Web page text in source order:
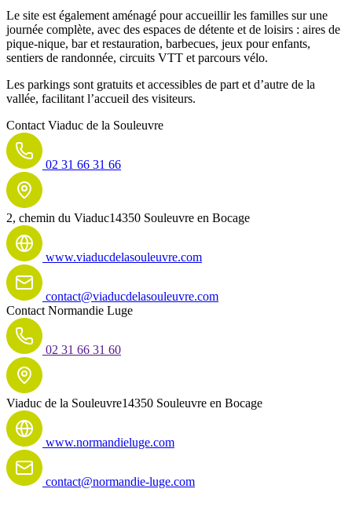
Le site est également aménagé pour accueillir les familles sur une
journée complète, avec des espaces de détente et de loisirs : aires de
pique-nique, bar et restauration, barbecues, jeux pour enfants,
sentiers de randonnée, circuits VTT et parcours vélo.
Les parkings sont gratuits et accessibles de part et d’autre de la
vallée, facilitant l’accueil des visiteurs.
Contact Viaduc de la Souleuvre
02 31 66 31 66
2, chemin du Viaduc14350 Souleuvre en Bocage
www.viaducdelasouleuvre.com
contact@viaducdelasouleuvre.com
Contact Normandie Luge
02 31 66 31 60
Viaduc de la Souleuvre14350 Souleuvre en Bocage
www.normandieluge.com
contact@normandie-luge.com